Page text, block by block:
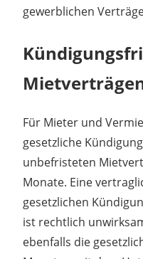
gewerblichen
Für Mieter und
gesetzliche
unbefristeten
Monate. Eine
gesetzlichen
ist rechtlich
ebenfalls die